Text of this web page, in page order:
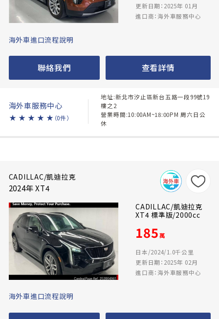
更新日期：2025年 01月
進口商：海外車服務中心
海外車進口流程說明
聯絡我們 查看詳情
海外車服務中心
★ ★ ★ ★ ★ （0件）
地址:新北市汐止區新台五路一段99號19
樓之2
營業時間:10:00AM~18:00PM 周六日公
休
CADILLAC/凱迪拉克
2024年 XT4
CADILLAC/凱迪拉克
XT4 標準版/2000cc
185萬
日本/2024/1.0千公里
更新日期：2025年 02月
進口商：海外車服務中心
海外車進口流程說明